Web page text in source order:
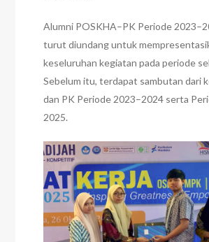
Alumni POSKHA–PK Periode
turut diundang untuk
keseluruhan kegiatan pada periode
Sebelum itu, terdapat sambutan dari
dan PK Periode 2023–2024 serta
2025.